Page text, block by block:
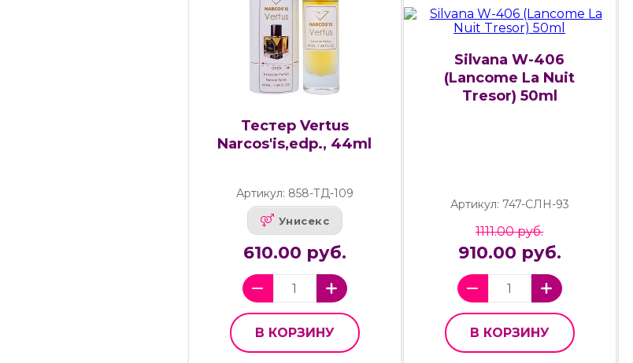
Тестер Vertus
Narcos'is,edp., 44ml
Артикул: 858-ТД-109
Унисекс
610.00 руб.
В КОРЗИНУ
Silvana W-406
(Lancome La Nuit
Tresor) 50ml
Артикул: 747-СЛН-93
1111.00 руб.
910.00 руб.
В КОРЗИНУ